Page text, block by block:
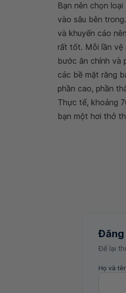
Bạn nên chọn
vào sâu bên
và khuyến cáo
rất tốt. Mỗi lần vệ
bước ăn chính và
các bề mặt răng
phần cao, phần
Thực tế, khoảng
bạn một hơi thở
Đăng
Để lại
Họ và